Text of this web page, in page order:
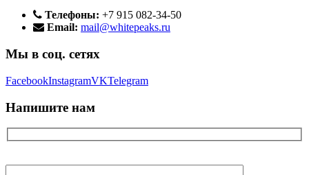
Телефоны: +7 915 082-34-50
Email: mail@whitepeaks.ru
Мы в соц. сетях
FacebookInstagramVKTelegram
Напишите нам